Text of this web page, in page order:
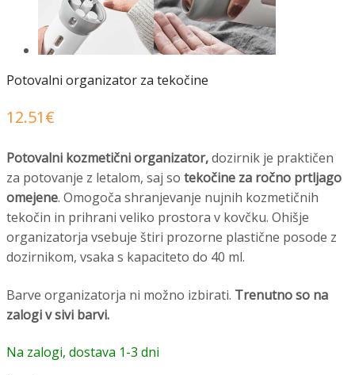
Potovalni organizator za tekočine
12.51€
Potovalni kozmetični organizator,dozirnik je praktičen
za potovanje z letalom, saj so tekočine za ročno prtljago
omejene. Omogoča shranjevanje nujnih kozmetičnih
tekočin in prihrani veliko prostora v kovčku. Ohišje
organizatorja vsebuje štiri prozorne plastične posode z
dozirnikom, vsaka s kapaciteto do 40 ml.
Barve organizatorja ni možno izbirati. Trenutno so na
zalogi v sivi barvi.
Na zalogi, dostava 1-3 dni